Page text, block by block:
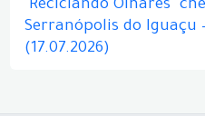
"Reciclando Olhares"
Serranópolis do Iguaçu
(17.07.2026)